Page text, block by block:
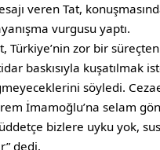
veren Tat,
vurgusu yaptı.
Türkiye’nin zor bir
baskısıyla kuşatılmak
söyledi.
İmamoğlu’na selam
bizlere uyku yok,
dedi.